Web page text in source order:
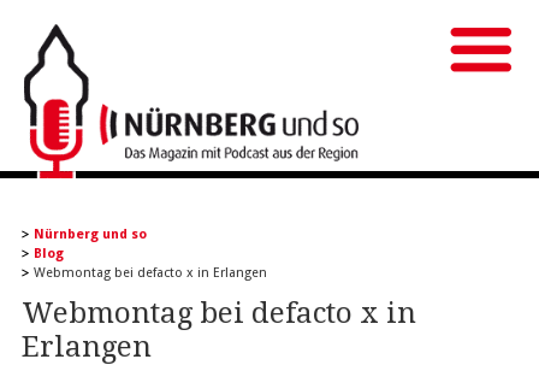
Nürnberg und so
Blog
Webmontag bei defacto x in Erlangen
Webmontag bei defacto x in
Erlangen